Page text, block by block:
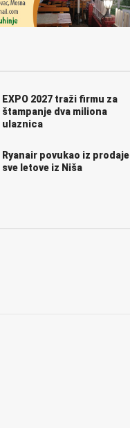
EXPO 2027 traži firmu za
štampanje dva miliona
ulaznica
Ryanair povukao iz prodaje
sve letove iz Niša